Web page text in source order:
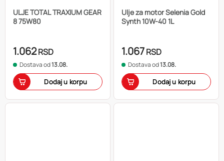
ULJE TOTAL TRAXIUM GEAR
8 75W80
1.062RSD
Dostava od13.08.
Dodaj u korpu
Ulje za motor Selenia Gold
Synth 10W-40 1L
1.067RSD
Dostava od13.08.
Dodaj u korpu